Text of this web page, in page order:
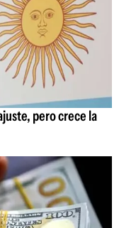
pero crece la